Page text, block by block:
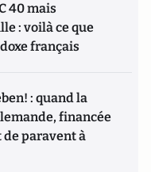
40 mais
: voilà ce que
français
: quand la
financée
paravent à